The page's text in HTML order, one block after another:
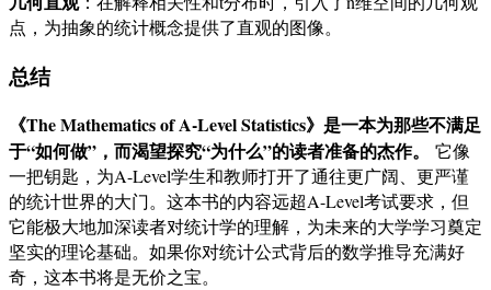
点，为抽象的统计概念提供了直观的图像。
总结
《The Mathematics of A-Level Statistics》是一本为那些不满足
于“如何做”，而渴望探究“为什么”的读者准备的杰作。
它像
一把钥匙，为A-Level学生和教师打开了通往更广阔、更严谨
的统计世界的大门。这本书的内容远超A-Level考试要求，但
它能极大地加深读者对统计学的理解，为未来的大学学习奠定
坚实的理论基础。如果你对统计公式背后的数学推导充满好
奇，这本书将是无价之宝。